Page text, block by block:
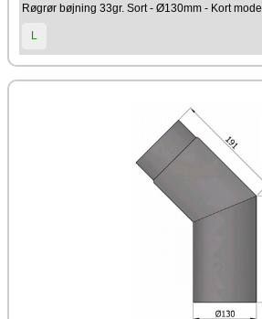
Røgrør bøjning 33gr. Sort - Ø130mm - Kort model
L